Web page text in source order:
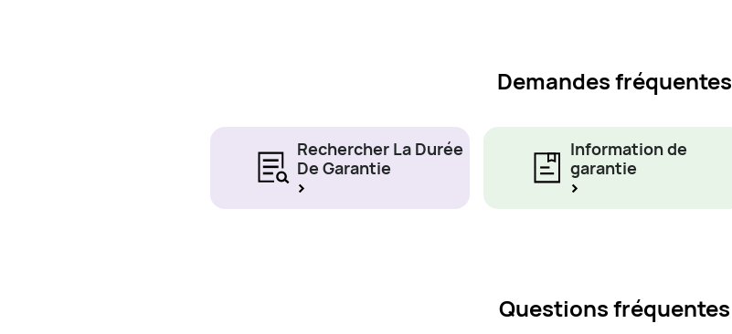
Demandes fréquentes
Rechercher La Durée
De Garantie
Information de
garantie
Questions fréquentes